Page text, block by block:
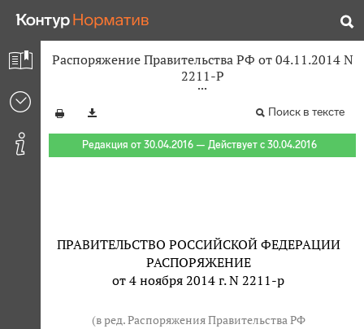
Распоряжение Правительства РФ от 04.11.2014 N
2211-Р
Поиск в тексте
Редакция от 30.04.2016 — Действует с 30.04.2016
ПРАВИТЕЛЬСТВО РОССИЙСКОЙ ФЕДЕРАЦИИ
РАСПОРЯЖЕНИЕ
от 4 ноября 2014 г. N 2211-р
(в ред. Распоряжения Правительства РФ